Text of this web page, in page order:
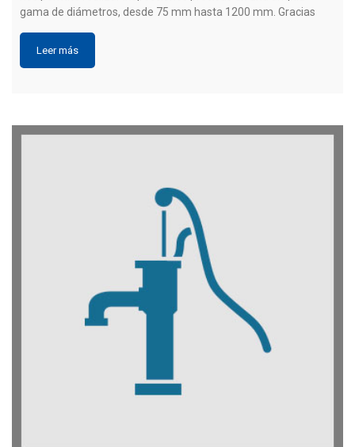
gama de diámetros, desde 75 mm hasta 1200 mm. Gracias
Leer más